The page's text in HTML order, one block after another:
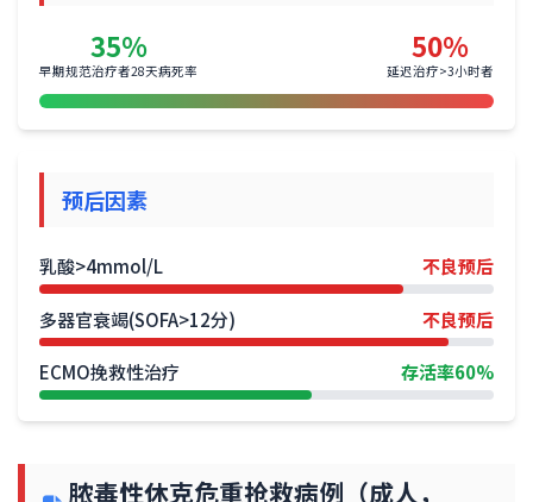
35%
早期规范治疗者28天病死率
50%
延迟治疗>3小时者
预后因素
乳酸>4mmol/L 不良预后
多器官衰竭(SOFA>12分) 不良预后
ECMO挽救性治疗 存活率60%
脓毒性休克危重抢救病例（成人，